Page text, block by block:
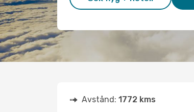
Avstånd: 1772 kms